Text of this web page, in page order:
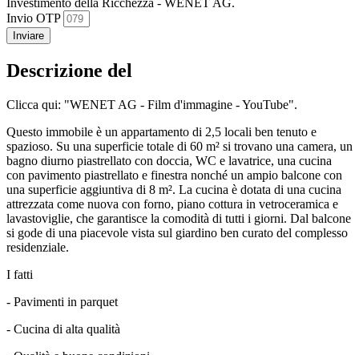
Investimento della Ricchezza - WENET AG.
Invio OTP
Inviare
Descrizione del
Clicca qui: "WENET AG - Film d'immagine - YouTube".
Questo immobile è un appartamento di 2,5 locali ben tenuto e
spazioso. Su una superficie totale di 60 m² si trovano una camera, un
bagno diurno piastrellato con doccia, WC e lavatrice, una cucina
con pavimento piastrellato e finestra nonché un ampio balcone con
una superficie aggiuntiva di 8 m². La cucina è dotata di una cucina
attrezzata come nuova con forno, piano cottura in vetroceramica e
lavastoviglie, che garantisce la comodità di tutti i giorni. Dal balcone
si gode di una piacevole vista sul giardino ben curato del complesso
residenziale.
I fatti
- Pavimenti in parquet
- Cucina di alta qualità